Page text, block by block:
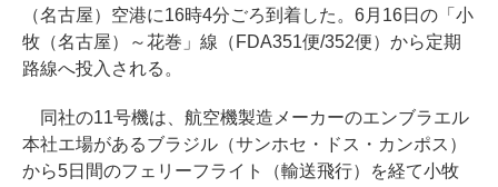
（名古屋）空港に16時4分ごろ到着した。6月16日の「小
牧（名古屋）～花巻」線（FDA351便/352便）から定期
路線へ投入される。
同社の11号機は、航空機製造メーカーのエンブラエル
本社エ場があるブラジル（サンホセ・ドス・カンポス）
から5日間のフェリーフライト（輸送飛行）を経て小牧